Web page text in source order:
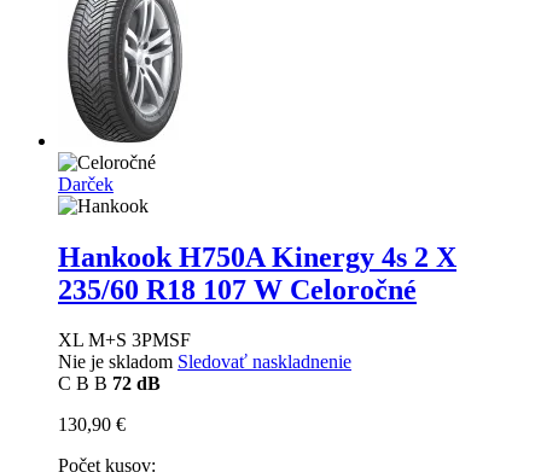
Darček
Hankook H750A Kinergy 4s 2 X
235/60 R18 107 W Celoročné
XL M+S 3PMSF
Nie je skladom Sledovať naskladnenie
C B B 72 dB
130,90 €
Počet kusov: